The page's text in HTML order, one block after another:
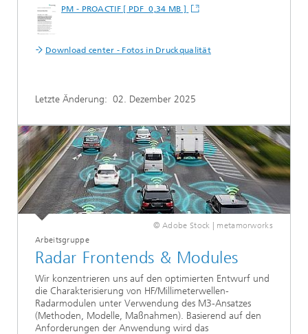
PM - PROACTIF [ PDF 0,34 MB ]
Download center - Fotos in Druckqualität
Letzte Änderung: 02. Dezember 2025
© Adobe Stock | metamorworks
Arbeitsgruppe
Radar Frontends & Modules
Wir konzentrieren uns auf den optimierten Entwurf und
die Charakterisierung von HF/Millimeterwellen-
Radarmodulen unter Verwendung des M3-Ansatzes
(Methoden, Modelle, Maßnahmen). Basierend auf den
Anforderungen der Anwendung wird das